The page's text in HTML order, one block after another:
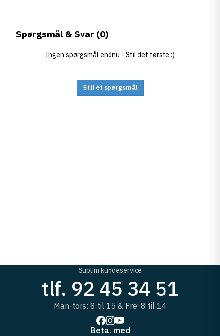
Spørgsmål & Svar (0)
Ingen spørgsmål endnu - Stil det første :)
Stil et spørgsmål
Sublim kundeservice
tlf. 92 45 34 51
Man-tors: 8 til 15 & Fre: 8 til 14
Betal med